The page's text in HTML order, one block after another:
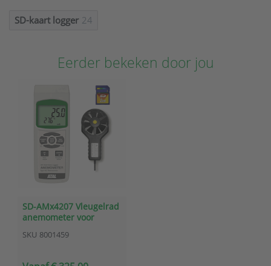
SD-kaart logger 24
Eerder bekeken door jou
SD-AMx4207 Vleugelrad
anemometer voor
temperatuur met
SKU 8001459